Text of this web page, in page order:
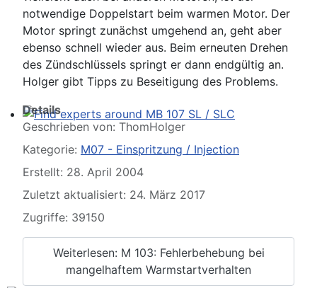
Find experts around MB 107 SL / SLC
notwendige Doppelstart beim warmen Motor. Der
Motor springt zunächst umgehend an, geht aber
ebenso schnell wieder aus. Beim erneuten Drehen
des Zündschlüssels springt er dann endgültig an.
Holger gibt Tipps zu Beseitigung des Problems.
Details
Geschrieben von: ThomHolger
Kategorie: M07 - Einspritzung / Injection
Erstellt: 28. April 2004
Zuletzt aktualisiert: 24. März 2017
Zugriffe: 39150
Weiterlesen: M 103: Fehlerbehebung bei
mangelhaftem Warmstartverhalten